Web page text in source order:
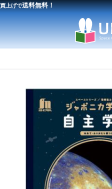
上げで送料無料！